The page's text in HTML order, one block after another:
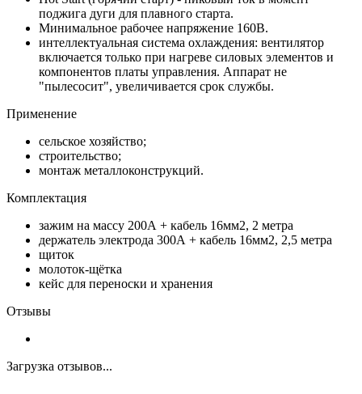
поджига дуги для плавного старта.
Минимальное рабочее напряжение 160В.
интеллектуальная система охлаждения: вентилятор
включается только при нагреве силовых элементов и
компонентов платы управления. Аппарат не
"пылесосит", увеличивается срок службы.
Применение
сельское хозяйство;
строительство;
монтаж металлоконструкций.
Комплектация
зажим на массу 200А + кабель 16мм2, 2 метра
держатель электрода 300А + кабель 16мм2, 2,5 метра
щиток
молоток-щётка
кейс для переноски и хранения
Отзывы
Загрузка отзывов...